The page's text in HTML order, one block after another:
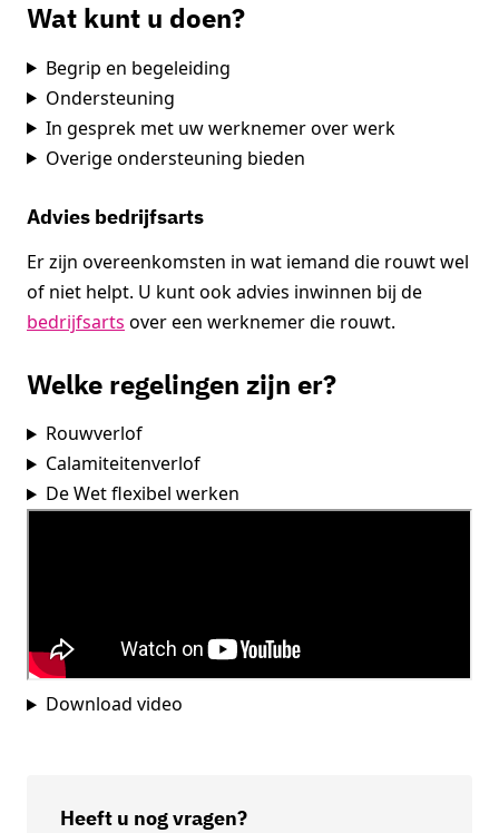
Wat kunt u doen?
Begrip en begeleiding
Ondersteuning
In gesprek met uw werknemer over werk
Overige ondersteuning bieden
Advies bedrijfsarts
Er zijn overeenkomsten in wat iemand die rouwt wel
of niet helpt. U kunt ook advies inwinnen bij de
bedrijfsarts over een werknemer die rouwt.
Welke regelingen zijn er?
Rouwverlof
Calamiteitenverlof
De Wet flexibel werken
Download video
Heeft u nog vragen?